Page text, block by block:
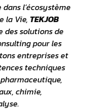
l’écosystème
la Vie, TEKJOB
des solutions de
pour les
entreprises et
techniques
chimie,